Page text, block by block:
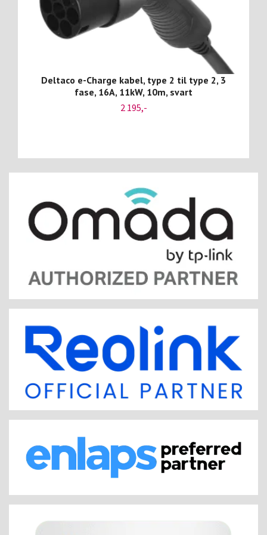
Deltaco e-Charge kabel, type 2 til type 2, 3
fase, 16A, 11kW, 10m, svart
2 195,-